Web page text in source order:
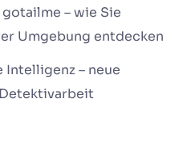
– wie Sie
Umgebung entdecken
Intelligenz – neue